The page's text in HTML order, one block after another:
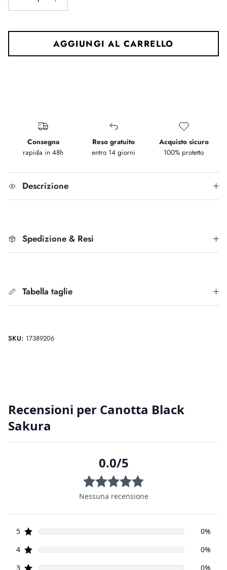
AGGIUNGI AL CARRELLO
Consegna
rapida in 48h
Reso gratuito
entro 14 giorni
Acquisto sicuro
100% protetto
Descrizione
Spedizione & Resi
Tabella taglie
SKU: 17389206